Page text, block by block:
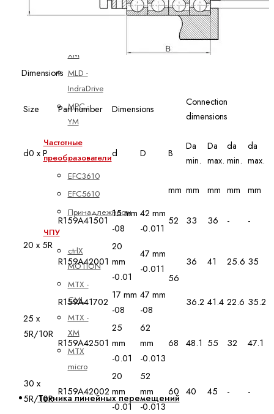
XM
MLD -
IndraDrive
MPC -
YM
Частотные
преобразователи
EFC3610
EFC5610
Принадлежности
ЧПУ
ctrlX
MOTION
MTX -
CML
MTX -
XM
MTX
micro
Техника линейных перемещений
Dimensions
Size Part number Dimensions
Connection
dimensions
d0 x P d D B
Da
min.
Da
max.
da
min.
da
max.
mm mm mm mm mm
20 x 5R
R159A41501
15 mm
-08
42 mm
-0.011
52 33 36 - -
R159A42001
20
mm
-0.01
47 mm
-0.011
56
36 41 25.6 35
25 x
5R/10R
R159A41702
17 mm
-08
47 mm
-08
36.2 41.4 22.6 35.2
R159A42501
25
mm
-0.01
62
mm
-0.013
68 48.1 55 32 47.1
30 x
5R/10R
R159A42002
20
mm
-0.01
52
mm
-0.013
60 40 45 - -